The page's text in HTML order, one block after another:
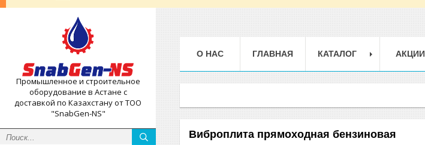
Промышленное и строительное
оборудование в Астане с
доставкой по Казахстану от ТОО
"SnabGen-NS"
О НАС ГЛАВНАЯ КАТАЛОГ АКЦИИ
Виброплита прямоходная бензиновая